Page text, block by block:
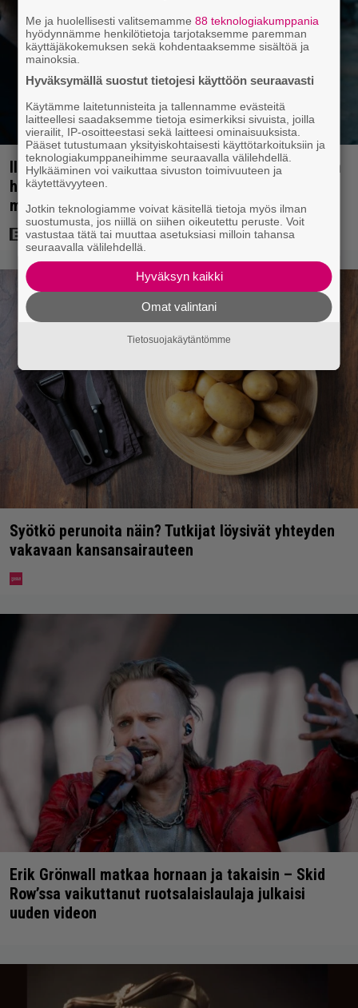
Illalla tv:ssä: Perinteinen dekkari Agatha Christien
hengessä – vuoden 2023 leffa tarjoaa
murhamysteerin
Syötkö perunoita näin? Tutkijat löysivät yhteyden
vakavaan kansansairauteen
Erik Grönwall matkaa hornaan ja takaisin – Skid
Row’ssa vaikuttanut ruotsalaislaulaja julkaisi
uuden videon
Me ja huolellisesti valitsemamme88 teknologiakumppania
hyödynnämme henkilötietoja tarjotaksemme paremman
käyttäjäkokemuksen sekä kohdentaaksemme sisältöä ja
mainoksia.
Hyväksymällä suostut tietojesi käyttöön seuraavasti
Käytämme laitetunnisteita ja tallennamme evästeitä
laitteellesi saadaksemme tietoja esimerkiksi sivuista, joilla
vierailit, IP-osoitteestasi sekä laitteesi ominaisuuksista.
Pääset tutustumaan yksityiskohtaisesti käyttötarkoituksiin ja
teknologiakumppaneihimme seuraavalla välilehdellä.
Hylkääminen voi vaikuttaa sivuston toimivuuteen ja
käytettävyyteen.
Jotkin teknologiamme voivat käsitellä tietoja myös ilman
suostumusta, jos niillä on siihen oikeutettu peruste. Voit
vastustaa tätä tai muuttaa asetuksiasi milloin tahansa
seuraavalla välilehdellä.
Hyväksyn kaikki
Omat valintani
Tietosuojakäytäntömme